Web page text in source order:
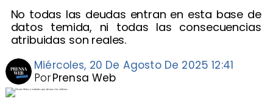
No todas las deudas entran en esta base de
datos temida, ni todas las consecuencias
atribuidas son reales.
Miércoles, 20 De Agosto De 2025 12:41
Prensa Web
Por